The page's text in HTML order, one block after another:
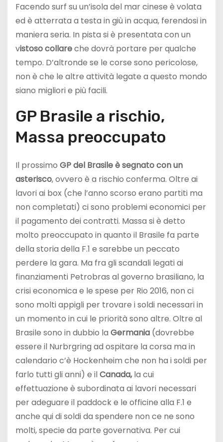
Facendo surf su un’isola del mar cinese è volata
ed è atterrata a testa in giù in acqua, ferendosi in
maniera seria. In pista si è presentata con un
vistoso collareche dovrà portare per qualche
tempo. D’altronde se le corse sono pericolose,
non è che le altre attività legate a questo mondo
siano migliori e più facili.
GP Brasile a rischio,
Massa preoccupato
Il prossimo GP del Brasile è segnato con un
asterisco, ovvero è a rischio conferma. Oltre ai
lavori ai box (che l’anno scorso erano partiti ma
non completati) ci sono problemi economici per
il pagamento dei contratti. Massa si è detto
molto preoccupato in quanto il Brasile fa parte
della storia della F.1 e sarebbe un peccato
perdere la gara. Ma fra gli scandali legati ai
finanziamenti Petrobras al governo brasiliano, la
crisi economica e le spese per Rio 2016, non ci
sono molti appigli per trovare i soldi necessari in
un momento in cui le priorità sono altre. Oltre al
Brasile sono in dubbio la Germania (dovrebbe
essere il Nurbrgring ad ospitare la corsa ma in
calendario c’è Hockenheim che non ha i soldi per
farlo tutti gli anni) e ilCanada,la cui
effettuazione è subordinata ai lavori necessari
per adeguare il paddock e le officine alla F.1 e
anche qui di soldi da spendere non ce ne sono
molti, specie da parte governativa. Per cui